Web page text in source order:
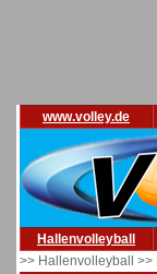
www.volley.de
Hallenvolleyball
>> Hallenvolleyball >>